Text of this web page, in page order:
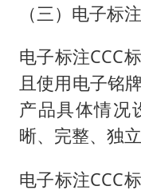
（三）电子标
电子标注CCC
且使用电子铭
产品具体情况
晰、完整、独立
电子标注CCC